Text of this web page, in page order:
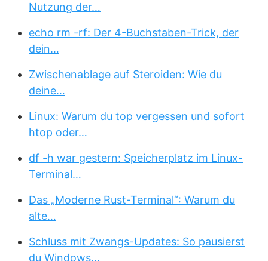
Nutzung der…
echo rm -rf: Der 4-Buchstaben-Trick, der
dein…
Zwischenablage auf Steroiden: Wie du
deine…
Linux: Warum du top vergessen und sofort
htop oder…
df -h war gestern: Speicherplatz im Linux-
Terminal…
Das „Moderne Rust-Terminal“: Warum du
alte…
Schluss mit Zwangs-Updates: So pausierst
du Windows…